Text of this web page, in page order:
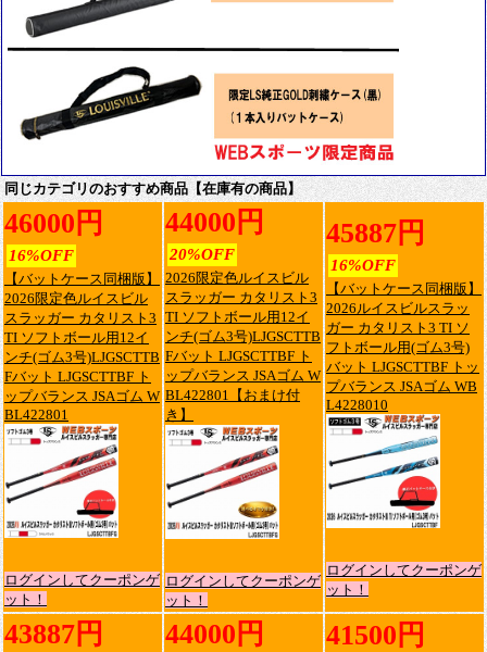
同じカテゴリのおすすめ商品【在庫有の商品】
46000円
16%OFF
【バットケース同梱版】
2026限定色ルイスビル
スラッガー カタリスト3
TI ソフトボール用12イ
ンチ(ゴム3号)LJGSCTTB
Fバット LJGSCTTBF ト
ップバランス JSAゴム W
BL422801
ログインしてクーポンゲ
ット！
44000円
20%OFF
2026限定色ルイスビル
スラッガー カタリスト3
TI ソフトボール用12イ
ンチ(ゴム3号)LJGSCTTB
Fバット LJGSCTTBF ト
ップバランス JSAゴム W
BL422801【おまけ付
き】
ログインしてクーポンゲ
ット！
45887円
16%OFF
【バットケース同梱版】
2026ルイスビルスラッ
ガー カタリスト3 TI ソ
フトボール用(ゴム3号)
バット LJGSCTTBF トッ
プバランス JSAゴム WB
L4228010
ログインしてクーポンゲ
ット！
43887円 44000円 41500円